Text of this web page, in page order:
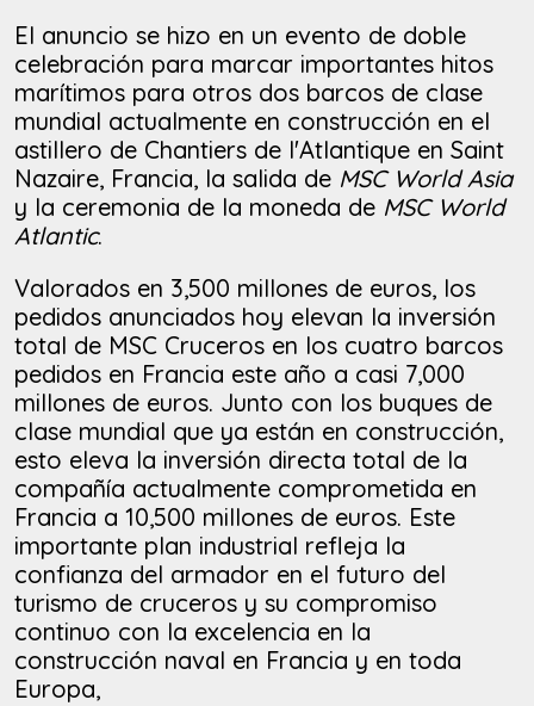
El anuncio se hizo en un evento de doble
celebración para marcar importantes hitos
marítimos para otros dos barcos de clase
mundial actualmente en construcción en el
astillero de Chantiers de l'Atlantique en Saint
Nazaire, Francia, la salida de MSC World Asia
y la ceremonia de la moneda de MSC World
Atlantic.
Valorados en 3,500 millones de euros, los
pedidos anunciados hoy elevan la inversión
total de MSC Cruceros en los cuatro barcos
pedidos en Francia este año a casi 7,000
millones de euros. Junto con los buques de
clase mundial que ya están en construcción,
esto eleva la inversión directa total de la
compañía actualmente comprometida en
Francia a 10,500 millones de euros. Este
importante plan industrial refleja la
confianza del armador en el futuro del
turismo de cruceros y su compromiso
continuo con la excelencia en la
construcción naval en Francia y en toda
Europa,